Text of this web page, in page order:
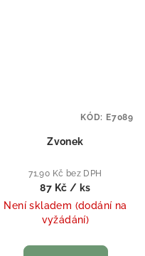
Zvonek
71,90 Kč bez DPH
87 Kč / ks
Není skladem (dodání na
vyžádání)
KÓD: E7089